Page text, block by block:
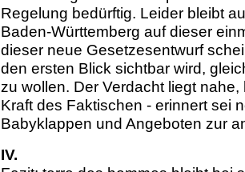
Regelung bedürftig. Leider bleibt
Baden-Württemberg auf dieser
dieser neue Gesetzesentwurf
den ersten Blick sichtbar wird,
zu wollen. Der Verdacht liegt
Kraft des Faktischen - erinnert sei
Babyklappen und Angeboten zur
IV.